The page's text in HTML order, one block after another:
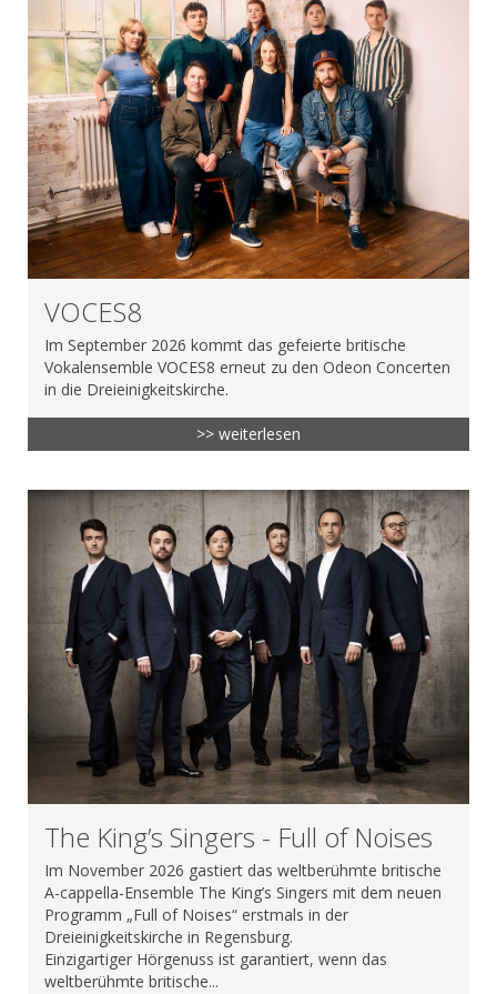
VOCES8
Im September 2026 kommt das gefeierte britische
Vokalensemble VOCES8 erneut zu den Odeon Concerten
in die Dreieinigkeitskirche.
>> weiterlesen
The King’s Singers - Full of Noises
Im November 2026 gastiert das weltberühmte britische
A-cappella-Ensemble The King’s Singers mit dem neuen
Programm „Full of Noises“ erstmals in der
Dreieinigkeitskirche in Regensburg.
Einzigartiger Hörgenuss ist garantiert, wenn das
weltberühmte britische...